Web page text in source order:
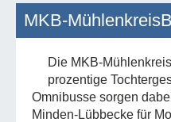
MKB-
Die MKB-
prozentige
Omnibusse sorgen
Minden-Lübbecke für